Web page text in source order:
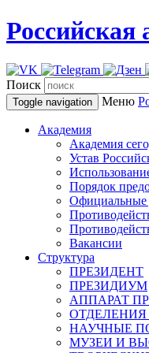
Российская
Поиск
Toggle navigation Меню
Академия
Академия
Устав
Порядок
Официальные
Вакансии
Структура
ПРЕЗИДЕНТ
ПРЕЗИДИУМ
АППАРАТ
ОТДЕЛЕНИЯ
НАУЧНЫЕ
МУЗЕИ И